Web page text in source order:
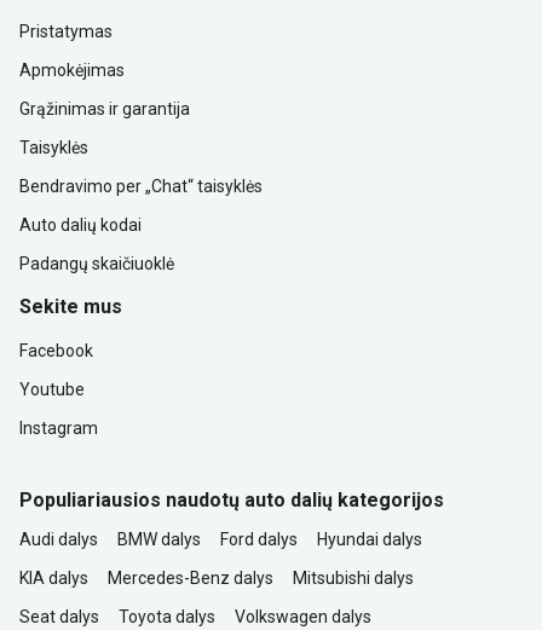
Pristatymas
Apmokėjimas
Grąžinimas ir garantija
Taisyklės
Bendravimo per „Chat“ taisyklės
Auto dalių kodai
Padangų skaičiuoklė
Sekite mus
Facebook
Youtube
Instagram
Populiariausios naudotų auto dalių kategorijos
Audi dalys BMW dalys Ford dalys
Hyundai dalys
KIA dalys
Mercedes-Benz dalys
Mitsubishi dalys
Seat dalys
Toyota dalys Volkswagen dalys